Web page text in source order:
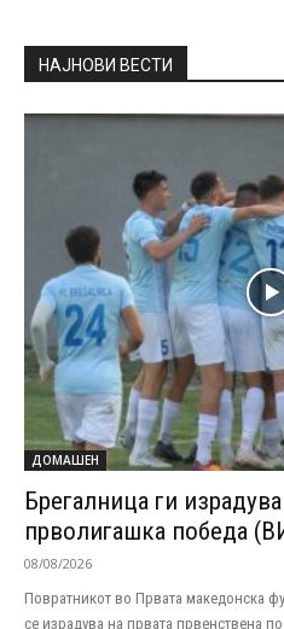
НАЈНОВИ ВЕСТИ
ДОМАШЕН
Брегалница ги
прволигашка победа
08/08/2026
Повратникот во Првата македонска
се израдува на првата првенствена